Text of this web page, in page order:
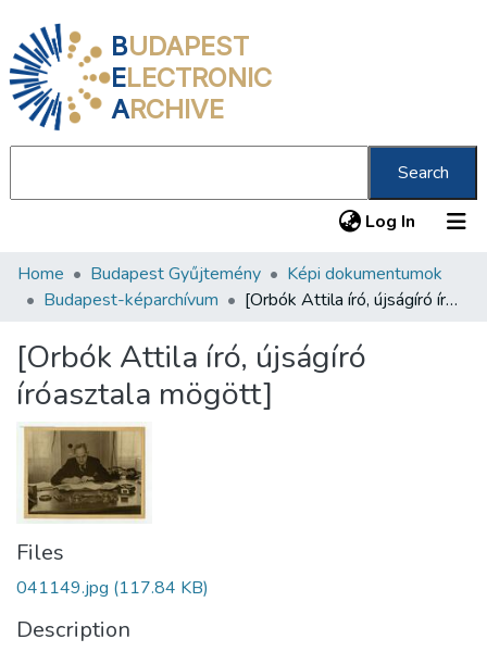
BUDAPEST
ELECTRONIC
ARCHIVE
Search
Log In (current)
Communities & Collections
Statistics
About us
Home Budapest Gyűjtemény
Képi dokumentumok
Budapest-képarchívum
[Orbók Attila író, újságíró íróasztala mögött]
[Orbók Attila író, újságíró
íróasztala mögött]
Files
041149.jpg (117.84 KB)
Description